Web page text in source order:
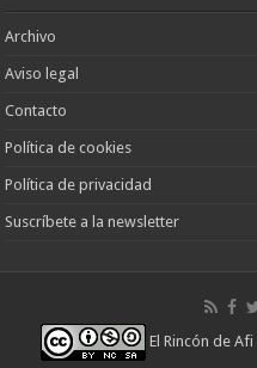
Archivo
Aviso legal
Contacto
Política de cookies
Política de privacidad
Suscríbete a la newsletter
El Rincón de Afi